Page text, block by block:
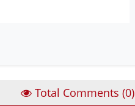
Total Comments (0)